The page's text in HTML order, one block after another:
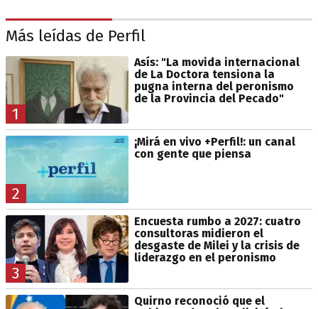
Más leídas de Perfil
1
Asís: "La movida internacional
de La Doctora tensiona la
pugna interna del peronismo
de la Provincia del Pecado"
2
¡Mirá en vivo +Perfil!: un canal
con gente que piensa
3
Encuesta rumbo a 2027: cuatro
consultoras midieron el
desgaste de Milei y la crisis de
liderazgo en el peronismo
Quirno reconoció que el